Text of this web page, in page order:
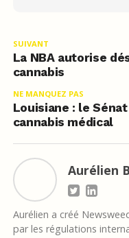
SUIVANT
La NBA autorise
cannabis
NE MANQUEZ PAS
Louisiane : le
cannabis médical
Aurélien
Aurélien a créé
par les régulations